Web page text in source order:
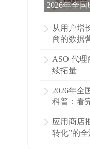
2026年全
从用户增
商的数据
ASO 代
续拓量
2026年全
科普：看
应用商店
转化”的